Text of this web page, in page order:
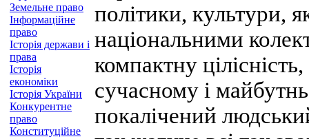
Земельне право
Інформаційне
право
Історія держави і
права
Історія
економіки
Історія України
Конкурентне
право
Конституційне
політики, культури,
національними
компактну
сучасному і
покалічений